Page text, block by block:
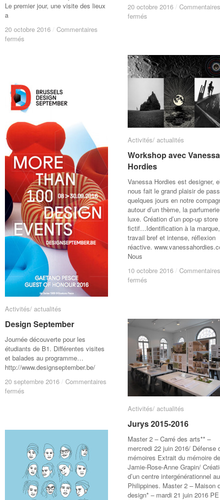
Le premier jour, une visite des lieux
a
20 octobre 2016 / Commentaires
fermés
de
récréation »
20 octobre 2016 / Commentaires
fermés
de
récréation »
20 octobre 2016 / Commentaires
fermés
grandeur
nature.
20 octobre 2016 / Commentaires
fermés
grandeur
nature.
Activités/ actualités
Workshop avec Vanessa
Hordies
Vanessa Hordies est designer,
nous fait le grand plaisir de
quelques jours en notre
autour d’un thème, la
luxe. Création d’un pop-up store
fictif…Identification à la marque,
travail bref et intense, réflexion
réactive.
Nous
10 octobre 2016 / Commentaires
fermés
Hordies
Activités/ actualités
Workshop avec Vanessa
Hordies
10 octobre 2016 / Commentaires
fermés
Hordies
Activités/ actualités
Design September
Journée découverte pour les
étudiants de B1. Différentes visites
et balades au programme…
http://www.designseptember.be/
20 septembre 2016 / Commentaires
fermés
Activités/ actualités
Design September
20 septembre 2016 / Commentaires
fermés
Activités/ actualités
Jurys 2015-2016
Master 2 – Carré des arts** –
mercredi 22 juin 2016/ Défense
mémoires Extrait du mémoire de
Jamie-Rose-Anne Grapin/
d’un centre intergénérationnel
Philippines. Master 2 – Maison
design* – mardi 21 juin 2016
Activités/ actualités
Jurys 2015-2016